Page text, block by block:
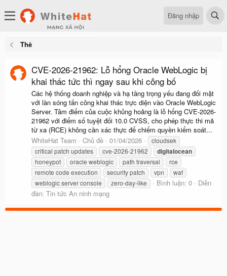
Đăng nhập
Thẻ
CVE-2026-21962: Lỗ hổng Oracle WebLogic bị
khai thác tức thì ngay sau khi công bố
Các hệ thống doanh nghiệp và hạ tầng trọng yếu đang đối mặt
với làn sóng tấn công khai thác trực diện vào Oracle WebLogic
Server. Tâm điểm của cuộc khủng hoảng là lỗ hổng CVE-2026-
21962 với điểm số tuyệt đối 10.0 CVSS, cho phép thực thi mã
từ xa (RCE) không cần xác thực để chiếm quyền kiểm soát...
WhiteHat Team
Chủ đề 01/04/2026
cloudsek
critical patch updates
cve-2026-21962 digitalocean
honeypot oracle weblogic path traversal
rce
remote code execution
security patch vpn
waf
weblogic server console
zero-day-like Bình luận: 0
Diễn
đàn: Tin tức An ninh mạng